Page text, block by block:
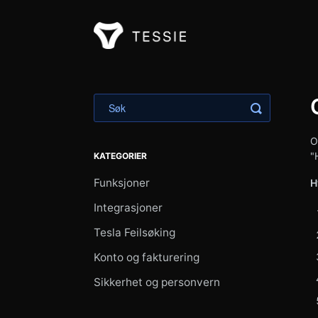
Veksle
KATEGORIER
Funksjoner
Integrasjoner
Tesla Feilsøking
Konto og fakturering
Sikkerhet og personvern